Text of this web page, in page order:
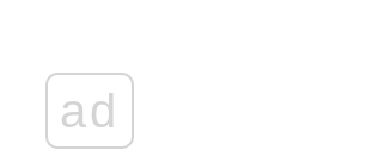
ad